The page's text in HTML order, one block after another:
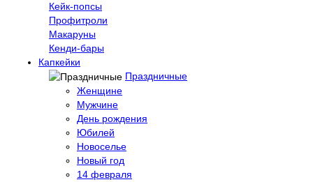
Кейк-попсы
Профитроли
Макаруны
Кенди-бары
Капкейки
Праздничные
Женщине
Мужчине
День рождения
Юбилей
Новоселье
Новый год
14 февраля